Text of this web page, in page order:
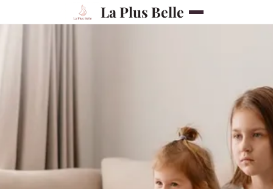
La Plus Belle